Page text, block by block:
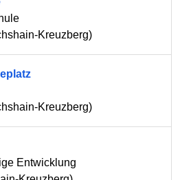
Kreuzberg)
Kreuzberg)
Entwicklung